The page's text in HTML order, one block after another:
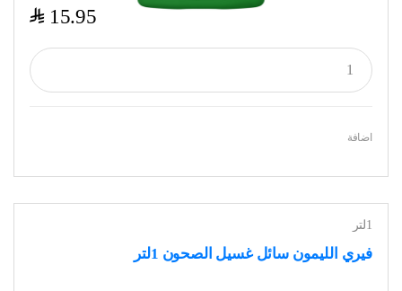
15.95
$
اضافة
1لتر
فيري الليمون سائل غسيل الصحون 1لتر